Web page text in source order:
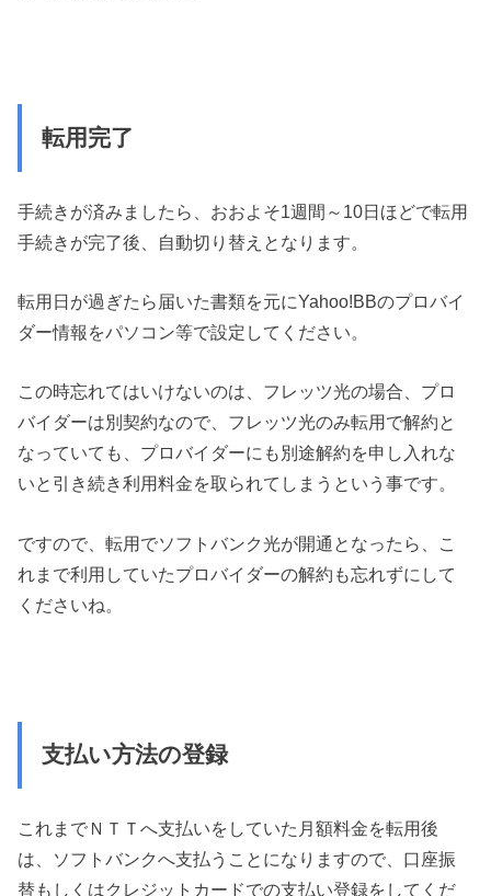
転用完了
手続きが済みましたら、 おおよそ1週間～10日ほどで転用
手続きが完了後、 自動切り替えとなります。
転用日が過ぎたら届いた書類を元にYahoo!BBのプロバイ
ダー情報をパソコン等で設定してください。
この時忘れてはいけないのは、フレッツ光の場合、プロ
バイダーは別契約なので、フレッツ光のみ転用で解約と
なっていても、プロバイダーにも別途解約を申し入れな
いと引き続き利用料金を取られてしまうという事です。
ですので、転用でソフトバンク光が開通となったら、こ
れまで利用していたプロバイダーの解約も忘れずにして
くださいね。
支払い方法の登録
これまでＮＴＴへ支払いをしていた月額料金を転用後
は、ソフトバンクへ支払うことになりますので、口座振
替もしくはクレジットカードでの支払い登録をしてくだ